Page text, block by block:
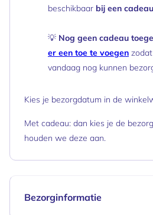
Bezorginformatie
beschikbaar bij een
💡 Nog geen cadeau
er een toe te voegen
vandaag nog kunnen
Kies je bezorgdatum in de
Met cadeau: dan kies je de
houden we deze aan.